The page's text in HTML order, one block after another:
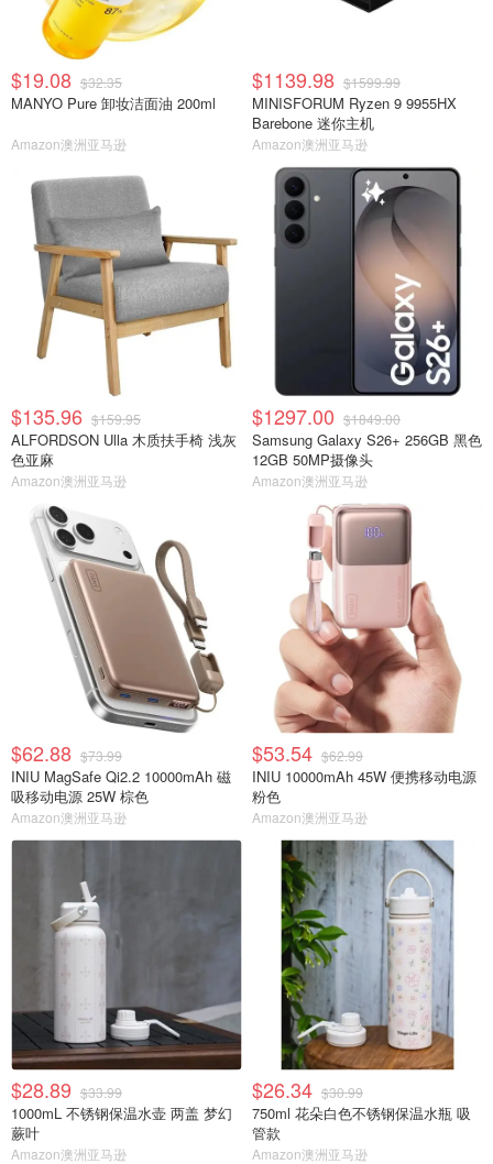
$19.08 $32.35
MANYO Pure 卸妆洁面油 200ml
Amazon澳洲亚马逊
$1139.98 $1599.99
MINISFORUM Ryzen 9 9955HX
Barebone 迷你主机
Amazon澳洲亚马逊
$135.96 $159.95
ALFORDSON Ulla 木质扶手椅 浅灰
色亚麻
Amazon澳洲亚马逊
$1297.00 $1849.00
Samsung Galaxy S26+ 256GB 黑色
12GB 50MP摄像头
Amazon澳洲亚马逊
$62.88 $73.99
INIU MagSafe Qi2.2 10000mAh 磁
吸移动电源 25W 棕色
Amazon澳洲亚马逊
$53.54 $62.99
INIU 10000mAh 45W 便携移动电源
粉色
Amazon澳洲亚马逊
$28.89 $33.99
1000mL 不锈钢保温水壶 两盖 梦幻
蕨叶
Amazon澳洲亚马逊
$26.34 $30.99
750ml 花朵白色不锈钢保温水瓶 吸
管款
Amazon澳洲亚马逊